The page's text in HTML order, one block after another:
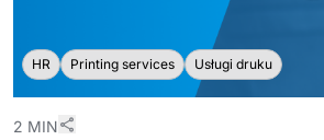
HR Printing services Usługi druku
2 MIN